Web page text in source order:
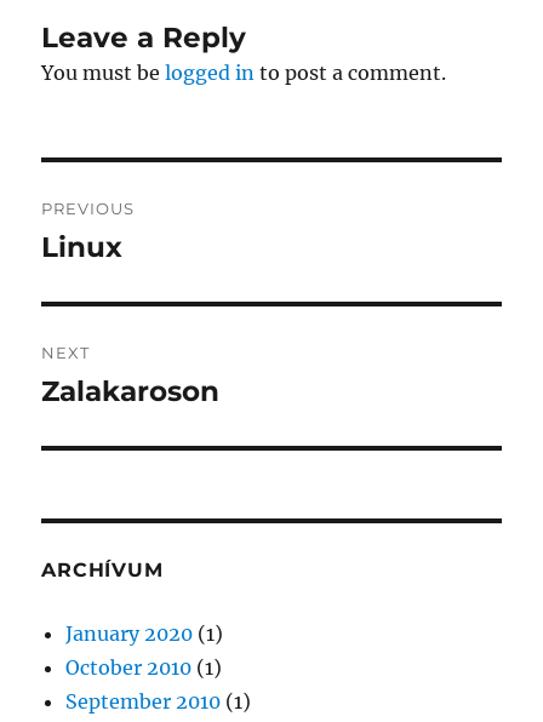
Leave a Reply
You must belogged in to post a comment.
navigation
PREVIOUS
Previous
Linux
NEXT
Next
Zalakaroson
ARCHÍVUM
January 2020 (1)
October 2010 (1)
September 2010 (1)